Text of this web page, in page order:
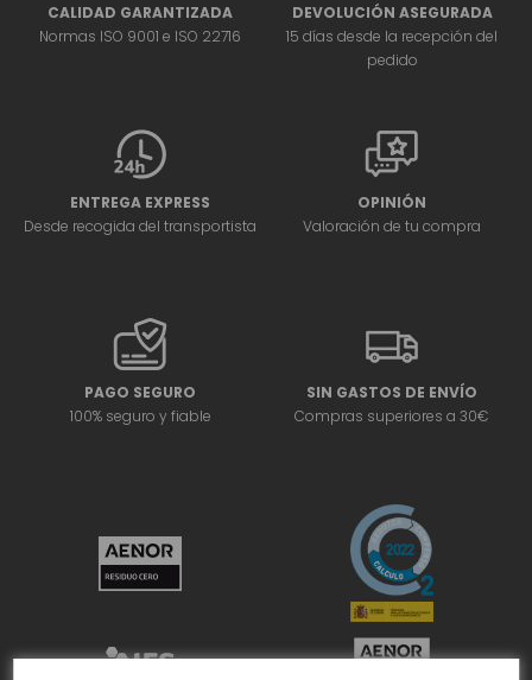
CALIDAD GARANTIZADA
Normas ISO 9001 e ISO 22716
DEVOLUCIÓN ASEGURADA
15 días desde la recepción del
pedido
ENTREGA EXPRESS
Desde recogida del transportista
OPINIÓN
Valoración de tu compra
PAGO SEGURO
100% seguro y fiable
SIN GASTOS DE ENVÍO
Compras superiores a 30€